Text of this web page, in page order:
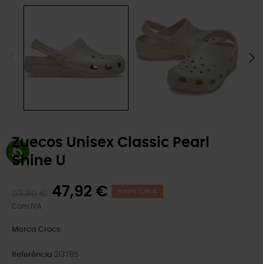
Zuecos Unisex Classic Pearl
Shine U
47,92 € POUPE 11,98 €
Com IVA
Marca Crocs
Referência 213785